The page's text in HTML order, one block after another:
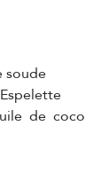
soude
de coco